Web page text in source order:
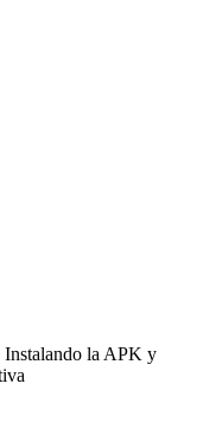
Instalando la APK y